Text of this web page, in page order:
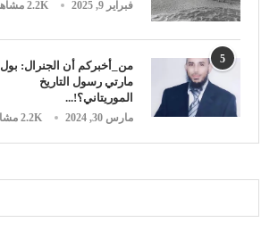
فبراير 9, 2025 2.2K مشاهدات
5
من_أخبركم أن الجنرال: بول
مارتي رسول التاريخ
الموريتاني؟!...
مارس 30, 2024 2.2K مشاهدات